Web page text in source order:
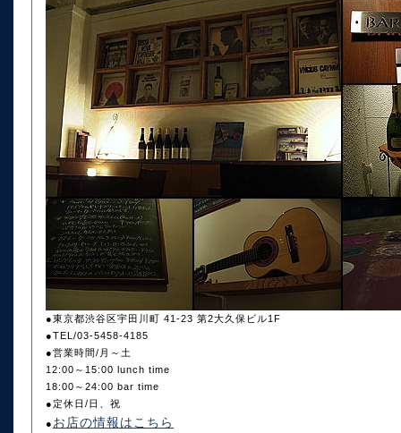
●東京都渋谷区宇田川町 41-23 第2大久保ビル1F
●TEL/03-5458-4185
●営業時間/月～土
12:00～15:00 lunch time
18:00～24:00 bar time
●定休日/日、祝
● お店の情報はこちら